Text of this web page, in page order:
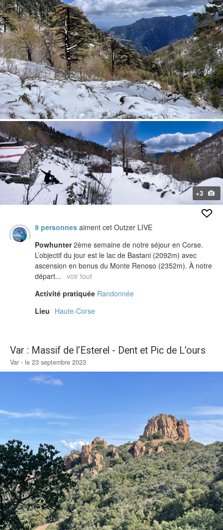
+3
9 personnes aiment cet Outzer LIVE
Powhunter2ème semaine de notre séjour en Corse.
L’objectif du jour est le lac de Bastani (2092m) avec
ascension en bonus du Monte Renoso (2352m). À notre
départ... voir tout
Activité pratiquée Randonnée
Lieu Haute-Corse
Var : Massif de l’Esterel - Dent et Pic de L’ours
Var - le 23 septembre 2023